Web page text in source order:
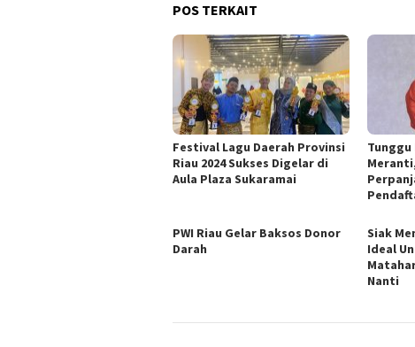
POS TERKAIT
Festival Lagu Daerah Provinsi
Riau 2024 Sukses Digelar di
Aula Plaza Sukaramai
PWI Riau Gelar Baksos Donor
Darah
Siak
Ideal
Nanti